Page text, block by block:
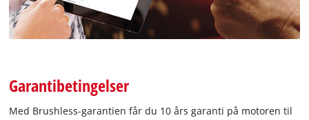
Garantibetingelser
Med Brushless-garantien får du 10 års garanti på motoren til